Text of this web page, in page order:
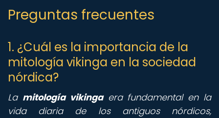
Preguntas frecuentes
1. ¿Cuál es la importancia de la
mitología vikinga en la sociedad
nórdica?
La mitología vikingaera fundamental en la
vida diaria de los antiguos nórdicos,